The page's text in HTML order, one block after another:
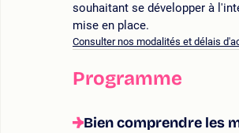
souhaitant se développer à
mise en place.
Consulter nos modalités et délais
Programme
Bien comprendre les